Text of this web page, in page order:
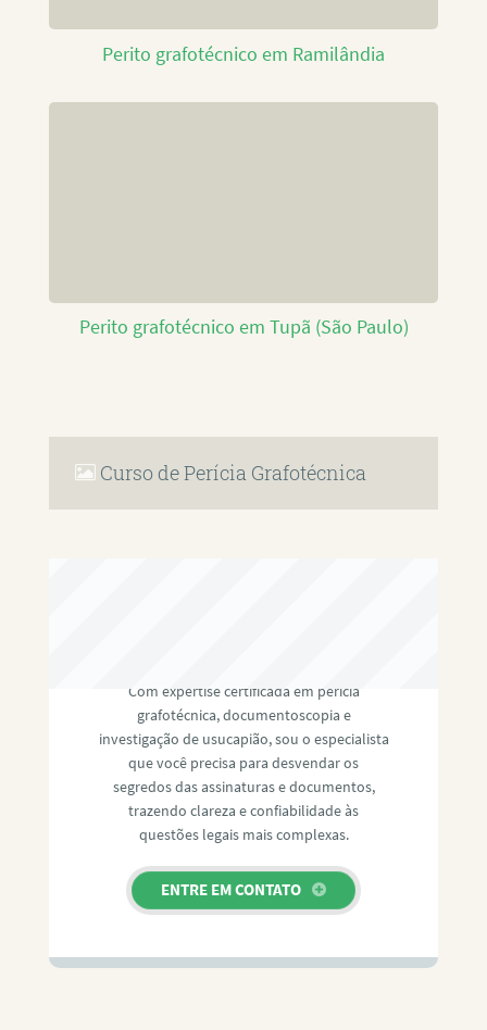
Perito grafotécnico em Ramilândia
Perito grafotécnico em Tupã (São Paulo)
Curso de Perícia Grafotécnica
Com expertise certificada em perícia
grafotécnica, documentoscopia e
investigação de usucapião, sou o especialista
que você precisa para desvendar os
segredos das assinaturas e documentos,
trazendo clareza e confiabilidade às
questões legais mais complexas.
ENTRE EM CONTATO